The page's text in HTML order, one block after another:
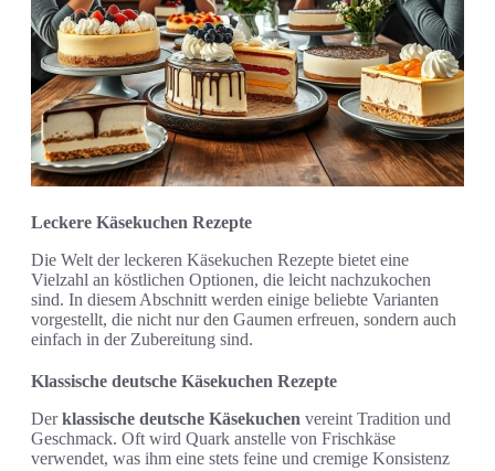
Leckere Käsekuchen Rezepte
Die Welt der leckeren Käsekuchen Rezepte bietet eine
Vielzahl an köstlichen Optionen, die leicht nachzukochen
sind. In diesem Abschnitt werden einige beliebte Varianten
vorgestellt, die nicht nur den Gaumen erfreuen, sondern auch
einfach in der Zubereitung sind.
Klassische deutsche Käsekuchen Rezepte
Derklassische deutsche Käsekuchen vereint Tradition und
Geschmack. Oft wird Quark anstelle von Frischkäse
verwendet, was ihm eine stets feine und cremige Konsistenz